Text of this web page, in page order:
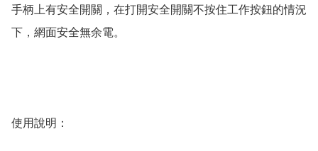
手柄上有安全開關，在打開安全開關不按住工作按鈕的情況
下，網面安全無余電。
使用說明：